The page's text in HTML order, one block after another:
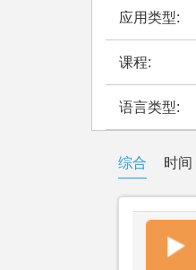
应用类型:
课程:
语言类型:
综合 时间